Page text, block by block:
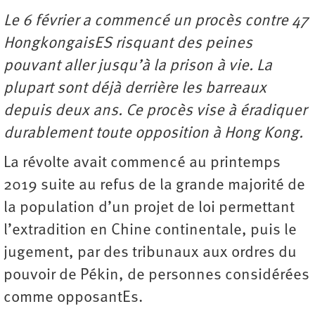
Le 6 février a commencé un procès contre 47
HongkongaisES risquant des peines
pouvant aller jusqu’à la prison à vie. La
plupart sont déjà derrière les barreaux
depuis deux ans. Ce procès vise à éradiquer
durablement toute opposition à Hong Kong.
La révolte avait commencé au printemps
2019 suite au refus de la grande majorité de
la population d’un projet de loi permettant
l’extradition en Chine continentale, puis le
jugement, par des tribunaux aux ordres du
pouvoir de Pékin, de personnes considérées
comme opposantEs.